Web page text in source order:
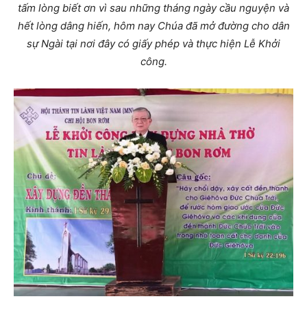
tấm lòng biết ơn vì sau những tháng ngày cầu nguyện và
hết lòng dâng hiến, hôm nay Chúa đã mở đường cho dân
sự Ngài tại nơi đây có giấy phép và thực hiện Lễ Khởi
công.